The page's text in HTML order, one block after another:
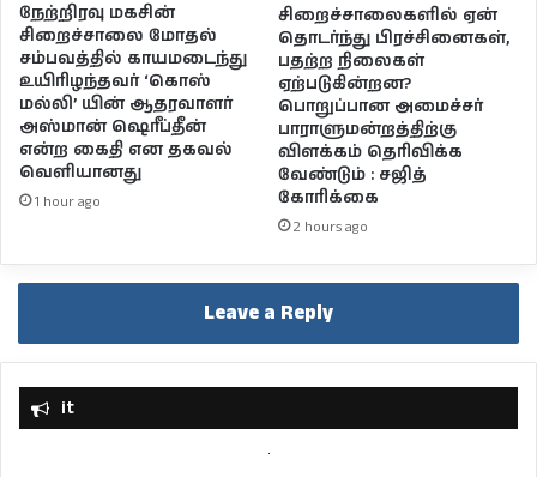
நேற்றிரவு மகசின்
சிறைச்சாலை மோதல்
சம்பவத்தில் காயமடைந்து
உயிரிழந்தவர் ‘கொஸ்
மல்லி’ யின் ஆதரவாளர்
அஸ்மான் ஷெரீப்தீன்
என்ற கைதி என தகவல்
வெளியானது
1 hour ago
சிறைச்சாலைகளில் ஏன்
தொடர்ந்து பிரச்சினைகள்,
பதற்ற நிலைகள்
ஏற்படுகின்றன?
பொறுப்பான அமைச்சர்
பாராளுமன்றத்திற்கு
விளக்கம் தெரிவிக்க
வேண்டும் : சஜித்
கோரிக்கை
2 hours ago
Leave a Reply
it